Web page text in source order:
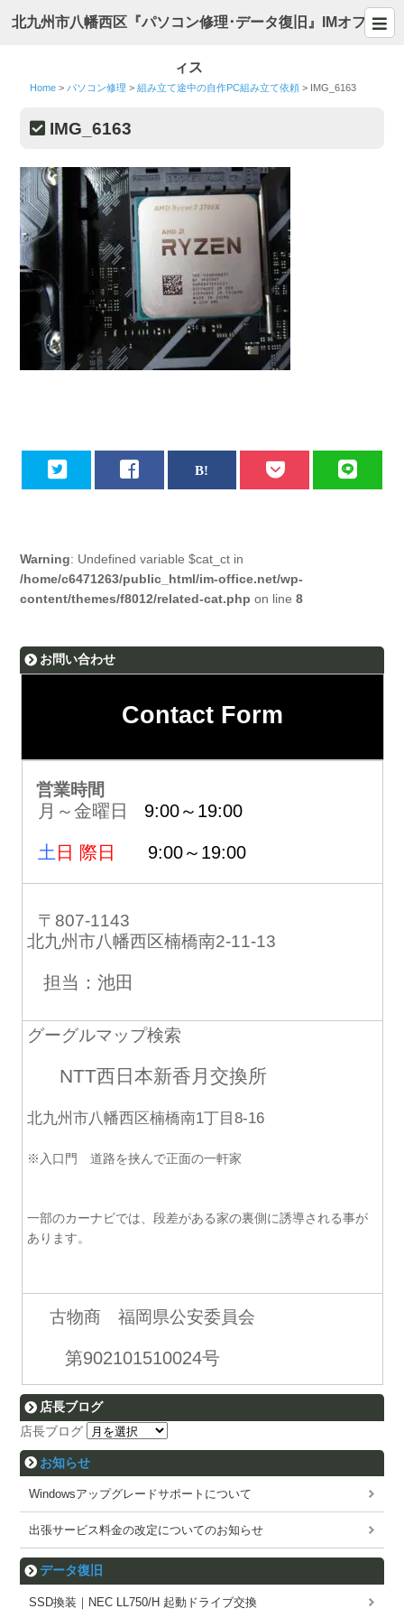
北九州市八幡西区『パソコン修理･データ復旧』IMオフ
ィス
Home > パソコン修理 >組み立て途中の自作PC組み立て依頼 > IMG_6163
IMG_6163
Warning: Undefined variable $cat_ct in
/home/c6471263/public_html/im-office.net/wp-
content/themes/f8012/related-cat.php on line8
お問い合わせ
Contact Form
営業時間
月～金曜日 9:00～19:00
土 日 際日 9:00～19:00
〒807-1143
北九州市八幡西区楠橋南2-11-13
担当：池田
グーグルマップ検索
NTT西日本新香月交換所
北九州市八幡西区楠橋南1丁目8-16
※入口門 道路を挟んで正面の一軒家
一部のカーナビでは、段差がある家の裏側に誘導される事が
あります。
古物商 福岡県公安委員会
第902101510024号
店長ブログ
店長ブログ
お知らせ
Windowsアップグレードサポートについて
出張サービス料金の改定についてのお知らせ
データ復旧
SSD換装｜NEC LL750/H 起動ドライブ交換